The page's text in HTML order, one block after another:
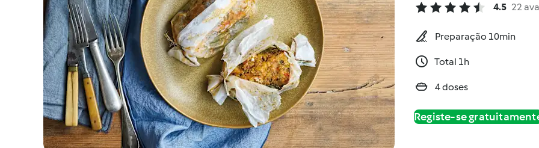
4.5 22
Preparação 10min
Total 1h
4 doses
Registe-se